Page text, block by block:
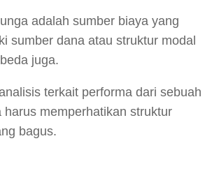
adalah sumber biaya yang
sumber dana atau struktur modal
juga.
terkait performa dari sebuah
memperhatikan struktur
bagus.